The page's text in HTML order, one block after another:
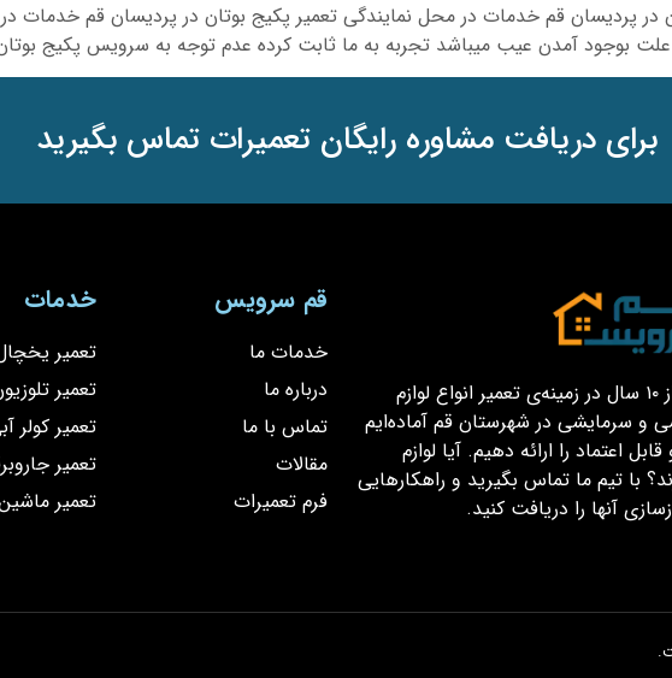
در پردیسان قم خدمات در محل نمایندگی تعمیر پکیج بوتان در پردیسان قم خدمات
بوجود آمدن عیب میباشد تجربه به ما ثابت کرده عدم توجه به سرویس پکیج
برای دریافت مشاوره رایگان تعمیرات تماس بگیرید
با تخصص و تجربه‌ی بیش از ۱۰ سال در زمینه‌ی تعمیر انواع لوازم
و سرمایشی در شهرستان قم آماده‌ایم
اعتماد را ارائه دهیم. آیا لوازم
با تیم ما تماس بگیرید و راهکارهایی
آنها را دریافت کنید.
قم سرویس
خدمات ما
درباره ما
تماس با ما
مقالات
فرم تعمیرات
خدمات
تعمیر
تعمیر
تعمیر کولر
تعمیر
تعمیر